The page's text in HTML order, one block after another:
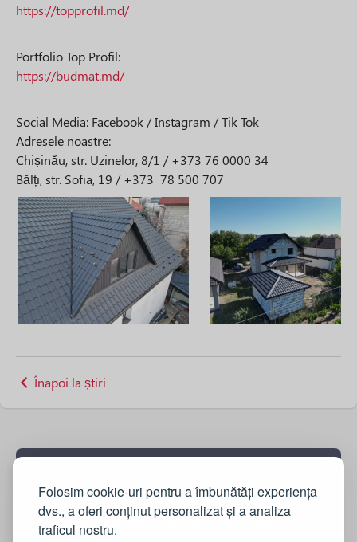
Folosim cookie-uri pentru a îmbunătăți experiența
dvs., a oferi conținut personalizat și a analiza
traficul nostru.
https://topprofil.md/
Portfolio Top Profil:
https://budmat.md/
Social Media: Facebook / Instagram / Tik Tok
Adresele noastre:
Chișinău, str. Uzinelor, 8/1 / +373 76 0000 34
Bălți, str. Sofia, 19 / +373 78 500 707
Înapoi la știri
Vrei sa vinzi pe construct.md?